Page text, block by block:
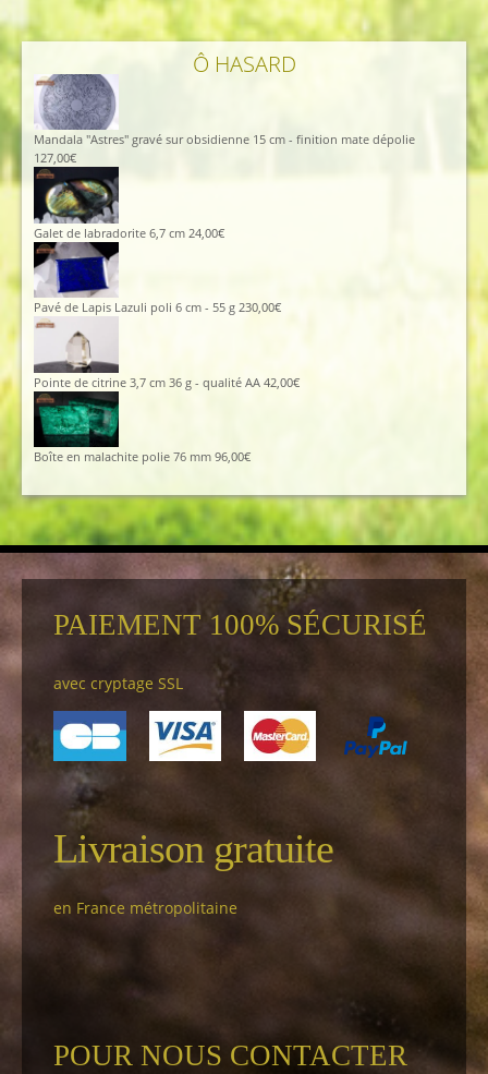
Ô HASARD
Mandala "Astres" gravé sur obsidienne 15 cm - finition mate dépolie
127,00€
Galet de labradorite 6,7 cm 24,00€
Pavé de Lapis Lazuli poli 6 cm - 55 g 230,00€
Pointe de citrine 3,7 cm 36 g - qualité AA 42,00€
Boîte en malachite polie 76 mm 96,00€
PAIEMENT 100% SÉCURISÉ
avec cryptage SSL
Livraison gratuite
en France métropolitaine
POUR NOUS CONTACTER